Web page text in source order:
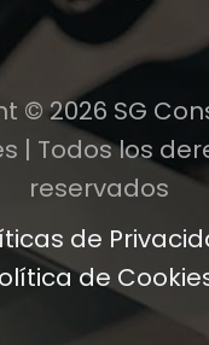
© 2026 SG
| Todos los
reservados
de
de